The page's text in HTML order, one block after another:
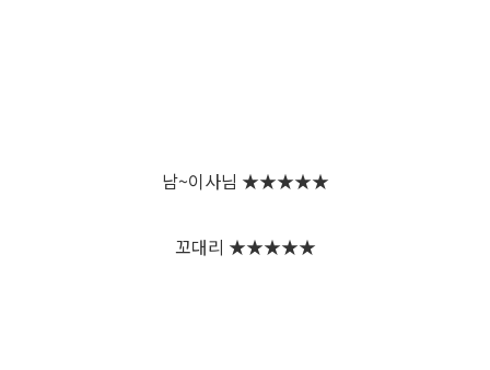
남~이사님 ★★★★★
꼬대리 ★★★★★